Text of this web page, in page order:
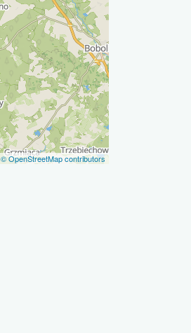
© OpenStreetMap contributors